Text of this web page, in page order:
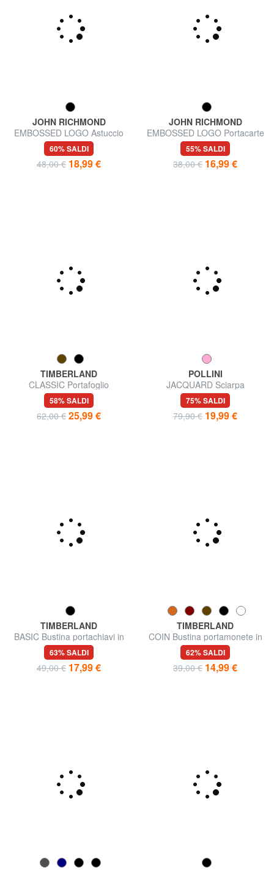
JOHN RICHMOND
EMBOSSED LOGO Astuccio
portachiavi in pelle 2 anelli
60% SALDI
18,99 €
JOHN RICHMOND
EMBOSSED LOGO Portacarte
piatto in pelle
55% SALDI
16,99 €
TIMBERLAND
CLASSIC Portafoglio
portamonete in pelle
58% SALDI
25,99 €
POLLINI
JACQUARD Sciarpa
75% SALDI
19,99 €
TIMBERLAND
BASIC Bustina portachiavi in
pelle con zip
63% SALDI
17,99 €
TIMBERLAND
COIN Bustina portamonete in
pelle
62% SALDI
14,99 €